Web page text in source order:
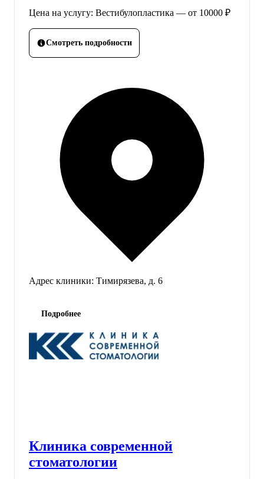
Цена на услугу: Вестибулопластика — от 10000 ₽
Смотреть подробности
Адрес клиники: Тимирязева, д. 6
Подробнее
Клиника современной
стоматологии